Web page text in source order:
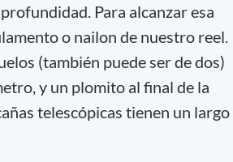
Para alcanzar esa
o nailon de nuestro reel.
(también puede ser de dos)
y un plomito al final de la
telescópicas tienen un largo